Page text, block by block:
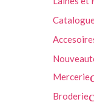
Mercerie
Broderie